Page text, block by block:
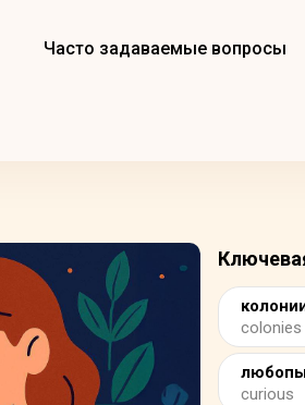
Часто задаваемые вопросы
colonies
curious